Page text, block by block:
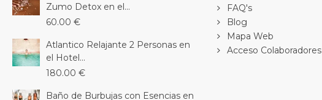
Zumo Detox en el...
60.00 €
Atlantico Relajante 2 Personas en
el Hotel...
180.00 €
Baño de Burbujas con Esencias en
FAQ's
Blog
Mapa Web
Acceso Colaboradores